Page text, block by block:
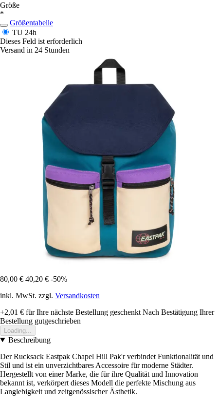
Größe
*
Größentabelle
TU 24h
Dieses Feld ist erforderlich
Versand in 24 Stunden
80,00 € 40,20 € -50%
inkl. MwSt. zzgl. Versandkosten
+2,01 € für Ihre nächste Bestellung geschenkt Nach Bestätigung Ihrer
Bestellung gutgeschrieben
Loading...
Beschreibung
Der Rucksack Eastpak Chapel Hill Pak'r verbindet Funktionalität und
Stil und ist ein unverzichtbares Accessoire für moderne Städter.
Hergestellt von einer Marke, die für ihre Qualität und Innovation
bekannt ist, verkörpert dieses Modell die perfekte Mischung aus
Langlebigkeit und zeitgenössischer Ästhetik.